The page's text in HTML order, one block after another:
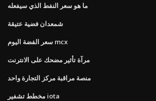
ما هو سعر النفط الذي سيفعله
شمعدان فضية عتيقة
سعر الفضة اليوم mcx
مرآة تأثير مضحك على الانترنت
منصة مراقبة مركز التجارة واحد
مخطط تشفير iota